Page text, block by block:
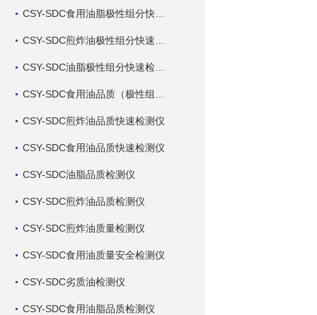
CSY-SDC煎炸油品质快速检测仪
CSY-SDC食用油品质快速检测仪
CSY-SDC油脂品质检测仪
CSY-SDC煎炸油品质检测仪
CSY-SDC煎炸油质量检测仪
CSY-SDC食用油质量安全检测仪
CSY-SDC劣质油检测仪
CSY-SDC食用油脂品质检测仪